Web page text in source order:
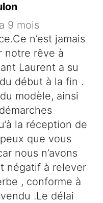
9 mois
n’est jamais
notre rêve à
Laurent a su
début à la fin .
modèle, ainsi
la réception de
que vous
nous n’avons
négatif à relever
, conforme à
.Le délai